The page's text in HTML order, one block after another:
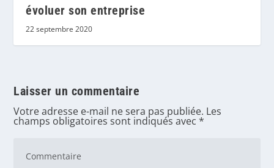
évoluer son entreprise
22 septembre 2020
Laisser un commentaire
Votre adresse e-mail ne sera pas publiée. Les
champs obligatoires sont indiqués avec*